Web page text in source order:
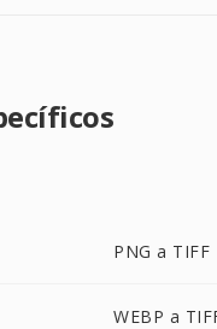
PNG a TIFF
WEBP a